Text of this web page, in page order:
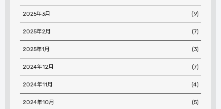
2025年3月 (9)
2025年2月 (7)
2025年1月 (3)
2024年12月 (7)
2024年11月 (4)
2024年10月 (5)